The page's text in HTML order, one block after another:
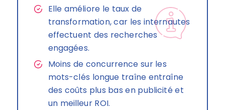
Elle améliore le taux de
transformation, car les internautes
effectuent des recherches
engagées.
Moins de concurrence sur les
mots-clés longue traîne entraîne
des coûts plus bas en publicité et
un meilleur ROI.